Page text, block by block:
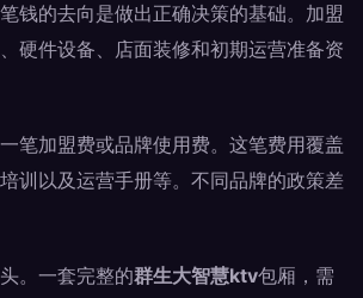
钱的去向是做出正确决策的基础。加盟
硬件设备、店面装修和初期运营准备资
笔加盟费或品牌使用费。这笔费用覆盖
训以及运营手册等。不同品牌的政策差
。一套完整的群生大智慧ktv包厢，需